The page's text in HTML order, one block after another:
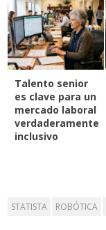
Talento senior
es clave para un
mercado laboral
verdaderamente
inclusivo
STATISTA ROBÓTICA